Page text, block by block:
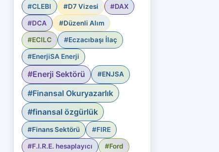
#CLEBI #D7 Vizesi #DAX
#DCA #Düzenli Alım
#ECILC #Eczacıbaşı İlaç
#EnerjiSA Enerji
#Enerji Sektörü #ENJSA
#Finansal Okuryazarlık
#finansal özgürlük
#Finans Sektörü #FIRE
#F.I.R.E. hesaplayıcı #Ford